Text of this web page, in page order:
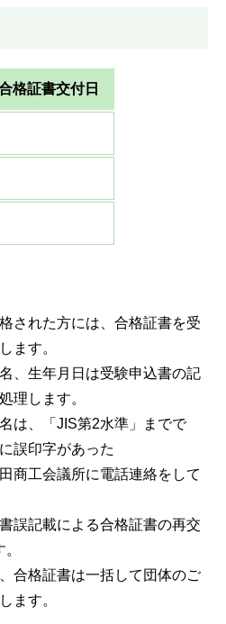
格証書交付日
れた方には、合格証書を受
ます。
生年月日は受験申込書の記
理します。
、「JIS第2水準」までで
誤印字があった
工会議所に電話連絡をして
記載による合格証書の再交
証書は一括して団体のご
ます。